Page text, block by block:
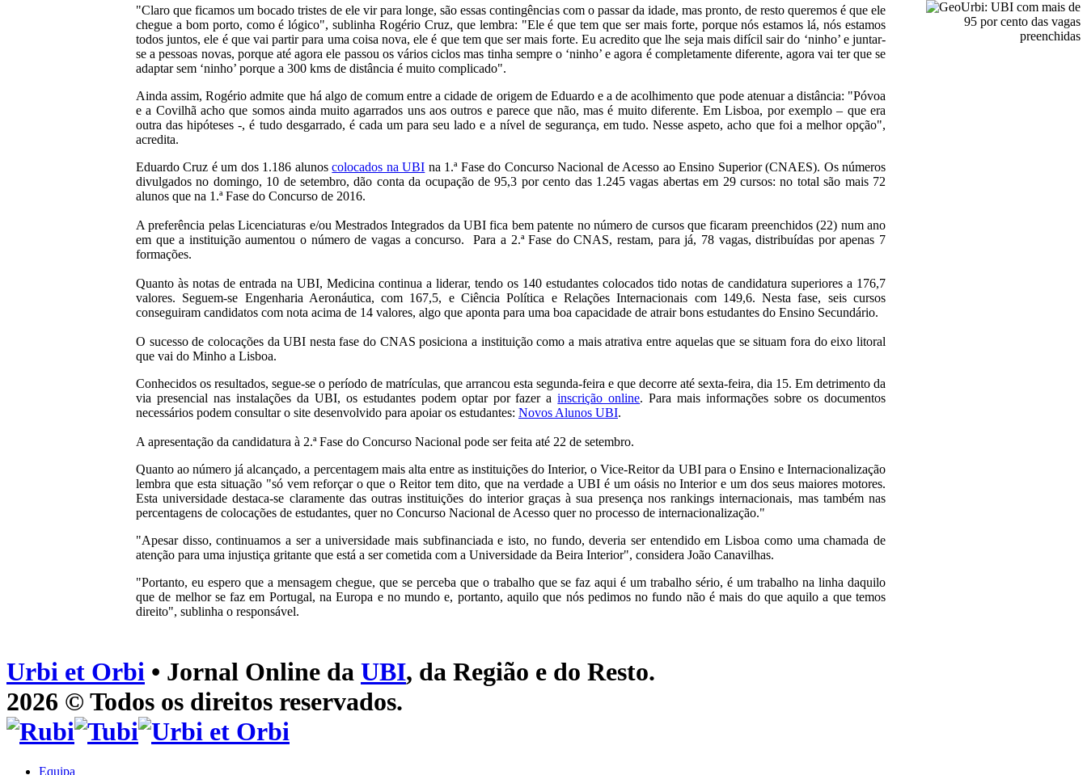
"Claro que ficamos um bocado tristes de ele vir para longe, são essas contingências com o passar da idade, mas pronto, de resto queremos é que ele
chegue a bom porto, como é lógico", sublinha Rogério Cruz, que lembra: "Ele é que tem que ser mais forte, porque nós estamos lá, nós estamos
todos juntos, ele é que vai partir para uma coisa nova, ele é que tem que ser mais forte. Eu acredito que lhe seja mais difícil sair do ‘ninho’ e juntar-
se a pessoas novas, porque até agora ele passou os vários ciclos mas tinha sempre o ‘ninho’ e agora é completamente diferente, agora vai ter que se
adaptar sem ‘ninho’ porque a 300 kms de distância é muito complicado".
Ainda assim, Rogério admite que há algo de comum entre a cidade de origem de Eduardo e a de acolhimento que pode atenuar a distância: "Póvoa
e a Covilhã acho que somos ainda muito agarrados uns aos outros e parece que não, mas é muito diferente. Em Lisboa, por exemplo – que era
outra das hipóteses -, é tudo desgarrado, é cada um para seu lado e a nível de segurança, em tudo. Nesse aspeto, acho que foi a melhor opção",
acredita.
Eduardo Cruz é um dos 1.186 alunoscolocados na UBI na 1.ª Fase do Concurso Nacional de Acesso ao Ensino Superior (CNAES). Os números
divulgados no domingo, 10 de setembro, dão conta da ocupação de 95,3 por cento das 1.245 vagas abertas em 29 cursos: no total são mais 72
alunos que na 1.ª Fase do Concurso de 2016.
A preferência pelas Licenciaturas e/ou Mestrados Integrados da UBI fica bem patente no número de cursos que ficaram preenchidos (22) num ano
em que a instituição aumentou o número de vagas a concurso. Para a 2.ª Fase do CNAS, restam, para já, 78 vagas, distribuídas por apenas 7
formações.
Quanto às notas de entrada na UBI, Medicina continua a liderar, tendo os 140 estudantes colocados tido notas de candidatura superiores a 176,7
valores. Seguem-se Engenharia Aeronáutica, com 167,5, e Ciência Política e Relações Internacionais com 149,6. Nesta fase, seis cursos
conseguiram candidatos com nota acima de 14 valores, algo que aponta para uma boa capacidade de atrair bons estudantes do Ensino Secundário.
O sucesso de colocações da UBI nesta fase do CNAS posiciona a instituição como a mais atrativa entre aquelas que se situam fora do eixo litoral
que vai do Minho a Lisboa.
Conhecidos os resultados, segue-se o período de matrículas, que arrancou esta segunda-feira e que decorre até sexta-feira, dia 15. Em detrimento da
via presencial nas instalações da UBI, os estudantes podem optar por fazer ainscrição online. Para mais informações sobre os documentos
necessários podem consultar o site desenvolvido para apoiar os estudantes: Novos Alunos UBI.
A apresentação da candidatura à 2.ª Fase do Concurso Nacional pode ser feita até 22 de setembro.
Quanto ao número já alcançado, a percentagem mais alta entre as instituições do Interior, o Vice-Reitor da UBI para o Ensino e Internacionalização
lembra que esta situação "só vem reforçar o que o Reitor tem dito, que na verdade a UBI é um oásis no Interior e um dos seus maiores motores.
Esta universidade destaca-se claramente das outras instituições do interior graças à sua presença nos rankings internacionais, mas também nas
percentagens de colocações de estudantes, quer no Concurso Nacional de Acesso quer no processo de internacionalização."
"Apesar disso, continuamos a ser a universidade mais subfinanciada e isto, no fundo, deveria ser entendido em Lisboa como uma chamada de
atenção para uma injustiça gritante que está a ser cometida com a Universidade da Beira Interior", considera João Canavilhas.
"Portanto, eu espero que a mensagem chegue, que se perceba que o trabalho que se faz aqui é um trabalho sério, é um trabalho na linha daquilo
que de melhor se faz em Portugal, na Europa e no mundo e, portanto, aquilo que nós pedimos no fundo não é mais do que aquilo a que temos
direito", sublinha o responsável.
Urbi et Orbi • Jornal Online da UBI, da Região e do Resto.
2026 © Todos os direitos reservados.
Equipa